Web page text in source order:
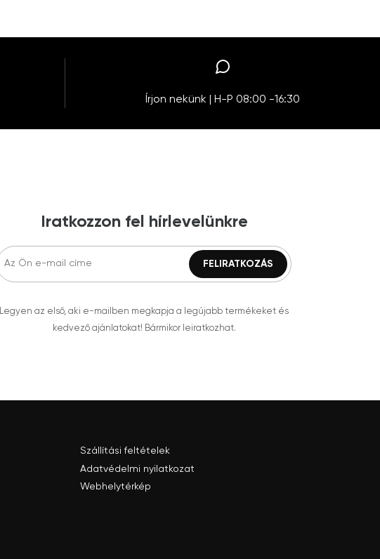
Írjon nekünk | H-P 08:00 -16:30
Iratkozzon fel hírlevelünkre
Legyen az első, aki e-mailben megkapja a legújabb termékeket és
kedvező ajánlatokat! Bármikor leiratkozhat.
Szállítási feltételek
Adatvédelmi nyilatkozat
Webhelytérkép